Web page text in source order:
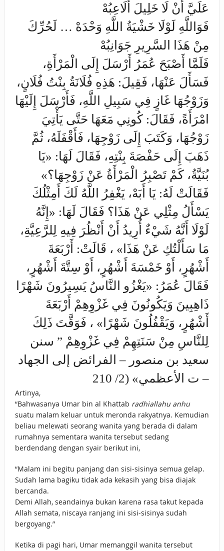
عَلَيَّ أَنْ لَا خَلِيلَ أُلَاعِبُهْ
فَوَاللَّهِ لَوْلَا خَشْيَةُ اللَّهِ وَحْدَهْ … لَحُرِّكَ
مِنْ هَذَا ‌السَّرِيرِ ‌جَوَانِبُهْ
فَلَمَّا أَصْبَحَ عُمَرُ أَرْسَلَ إِلَى الْمَرْأَةِ،
فَسَأَلَ عَنْهَا، فَقِيلَ: هَذِهِ فُلَانَةُ بِنْتُ فُلَانٍ،
وَزَوْجُهَا غَازٍ فِي سَبِيلِ اللَّهِ، فَأَرْسَلَ إِلَيْهَا
امْرَأَةً، فَقَالَ: كُونِي مَعَهَا حَتَّى يَأْتِيَ
زَوْجُهَا، وَكَتَبَ إِلَى زَوْجِهَا، فَأَقْفَلَهُ، ثُمَّ
ذَهَبَ إِلَى حَفْصَةَ بِنْتِهِ، فَقَالَ لَهَا: «يَا
بُنَيَّةُ، كَمْ تَصْبِرُ الْمَرْأَةُ عَنْ زَوْجِهَا؟»
فَقَالَتْ لَهُ: يَا أَبَهْ، يَغْفِرُ اللَّهُ لَكَ أَمِثْلُكَ
يَسْأَلُ مِثْلِي عَنْ هَذَا؟ فَقَالَ لَهَا: «إِنَّهُ
لَوْلَا أَنَّهُ شَيْءٌ أُرِيدُ أَنْ أَنْظُرَ فِيهِ لِلرَّعِيَّةِ،
مَا سَأَلْتُكِ عَنْ هَذَا» ، قَالَتْ: أَرْبَعَةَ
أَشْهُرٍ، أَوْ خَمْسَةَ أَشْهُرٍ، أَوْ سِتَّةَ أَشْهُرٍ،
فَقَالَ عُمَرُ: «يَغْزُو النَّاسُ يَسِيرُونَ شَهْرًا
ذَاهِبِينَ وَيَكُونُونَ فِي غَزْوِهِمْ أَرْبَعَةَ
أَشْهُرٍ، وَيَقْفُلُونَ شَهْرًا» ، فَوَقَّتَ ذَلِكَ
لِلنَّاسِ مِنْ سَنَتِهِمْ فِي غَزْوِهِمْ ” سنن
سعيد بن منصور – الفرائض إلى الجهاد
– ت الأعظمي» (2/ 210
Artinya,
“Bahwasanya Umar bin al Khattab radhiallahu anhu
suatu malam keluar untuk meronda rakyatnya. Kemudian
beliau melewati seorang wanita yang berada di dalam
rumahnya sementara wanita tersebut sedang
berdendang dengan syair berikut ini,
“Malam ini begitu panjang dan sisi-sisinya semua gelap.
Sudah lama bagiku tidak ada kekasih yang bisa diajak
bercanda.
Demi Allah, seandainya bukan karena rasa takut kepada
Allah semata, niscaya ranjang ini sisi-sisinya sudah
bergoyang.”
Ketika di pagi hari, Umar memanggil wanita tersebut